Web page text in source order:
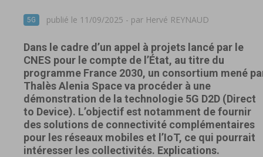
5G publié le 11/09/2025 - par Hervé REYNAUD
Dans le cadre d’un appel à projets lancé par le
CNES pour le compte de l’État, au titre du
programme France 2030, un consortium mené
Thalès Alenia Space va procéder à une
démonstration de la technologie 5G D2D (Direct
to Device). L’objectif est notamment de fournir
des solutions de connectivité complémentaires
pour les réseaux mobiles et l’IoT, ce qui pourrait
intéresser les collectivités. Explications.